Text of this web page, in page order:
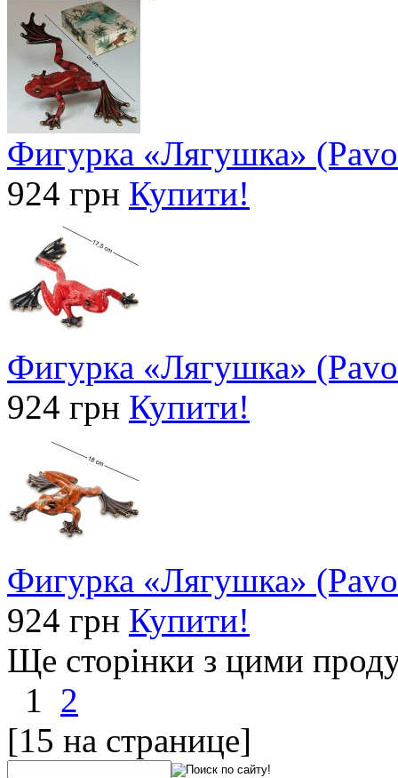
Фигурка «Лягушка»
924 грн Купити!
Фигурка «Лягушка»
924 грн Купити!
Фигурка «Лягушка»
924 грн Купити!
Ще сторінки з цими
1 2
[15 на странице]